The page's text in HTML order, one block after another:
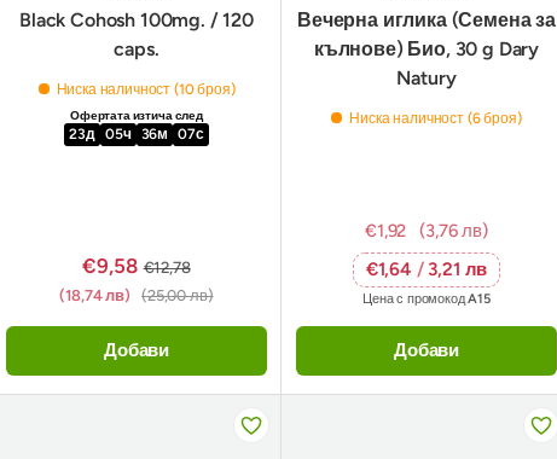
Black Cohosh 100mg. / 120
caps.
Ниска наличност (10 броя)
Офертата изтича след
23д 05ч 36м 06с
€9,58 €12,78
(18,74 лв) (25,00 лв)
Добави
Вечерна иглика (Семена за
кълнове) Био, 30 g Dary
Natury
Ниска наличност (6 броя)
€1,92
(3,76 лв)
€1,64 / 3,21 лв
Цена с промокодA15
Добави